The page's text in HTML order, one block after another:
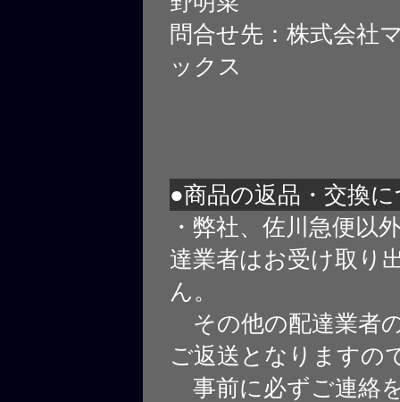
問合せ先：株式会社
ックス
●商品の返品・交換
・弊社、佐川急便以
達業者はお受け取り
ん。
その他の配達業者
ご返送となりますの
事前に必ずご連絡